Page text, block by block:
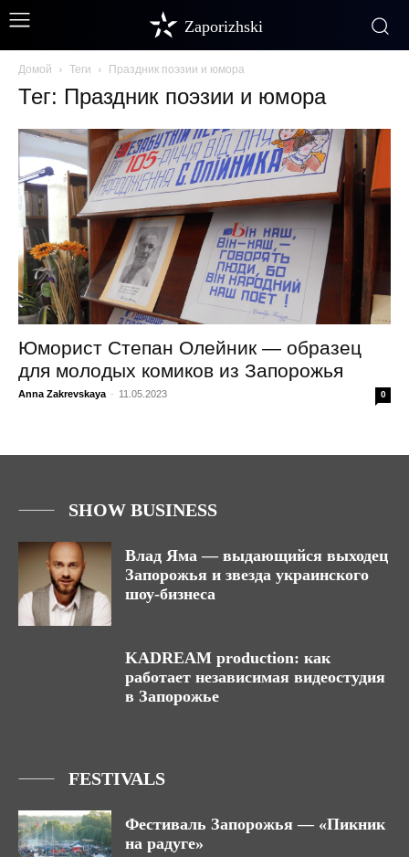
Zaporizhski
Домой Теги Праздник поэзии и юмора
Тег: Праздник поэзии и юмора
Юморист Степан Олейник — образец
для молодых комиков из Запорожья
Anna Zakrevskaya - 11.05.2023 0
SHOW BUSINESS
Влад Яма — выдающийся выходец
Запорожья и звезда украинского
шоу-бизнеса
KADREAM production: как
работает независимая видеостудия
в Запорожье
FESTIVALS
Фестиваль Запорожья — «Пикник
на радуге»